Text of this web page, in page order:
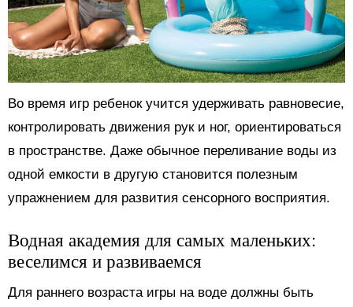
Во время игр ребенок учится удерживать равновесие,
контролировать движения рук и ног, ориентироваться
в пространстве. Даже обычное переливание воды из
одной емкости в другую становится полезным
упражнением для развития сенсорного восприятия.
Водная академия для самых маленьких:
веселимся и развиваемся
Для раннего возраста игры на воде должны быть